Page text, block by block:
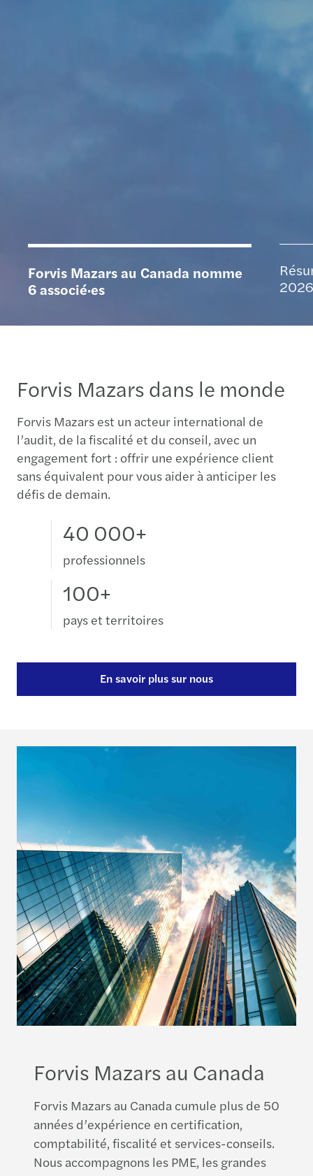
Forvis Mazars au Canada nomme
6 associé·es
Forvis Mazars dans le monde
Forvis Mazars est un acteur international de
l’audit, de la fiscalité et du conseil, avec un
engagement fort : offrir une expérience client
sans équivalent pour vous aider à anticiper les
défis de demain.
40 000+
professionnels
100+
pays et territoires
En savoir plus sur nous
Forvis Mazars au Canada
Forvis Mazars au Canada cumule plus de 50
années d’expérience en certification,
comptabilité, fiscalité et services-conseils.
Nous accompagnons les PME, les grandes